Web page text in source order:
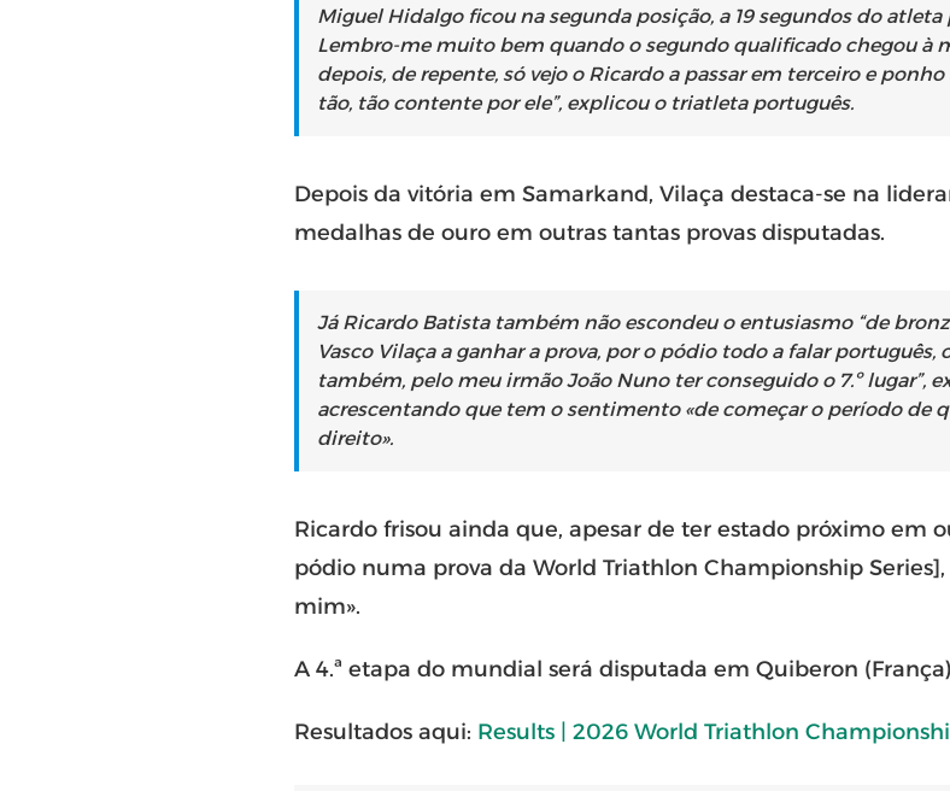
Miguel Hidalgo ficou na segunda posição, a 19 segundos do
Lembro-me muito bem quando o segundo qualificado chegou à
depois, de repente, só vejo o Ricardo a passar em terceiro e ponho
tão, tão contente por ele”, explicou o triatleta português.
Depois da vitória em Samarkand, Vilaça destaca-se na
medalhas de ouro em outras tantas provas disputadas.
Já Ricardo Batista também não escondeu o entusiasmo “de
Vasco Vilaça a ganhar a prova, por o pódio todo a falar
também, pelo meu irmão João Nuno ter conseguido o 7.º lugar”,
acrescentando que tem o sentimento «de começar o período de
direito».
Ricardo frisou ainda que, apesar de ter estado próximo em
pódio numa prova da World Triathlon Championship
mim».
A 4.ª etapa do mundial será disputada em Quiberon
Resultados aqui: Results | 2026 World Triathlon